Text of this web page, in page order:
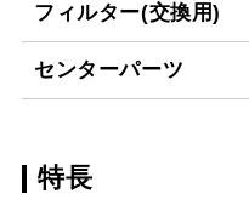
YMP33-MKR570 W
YMP33-MKR570 S
フィルター(交換用)
センターパーツ
MKR-CP6050 BK
特長